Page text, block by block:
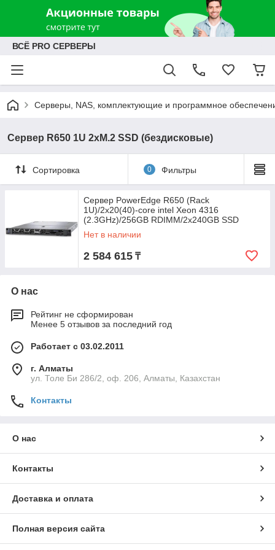
ВСЁ PRO СЕРВЕРЫ
Серверы, NAS, комплектующие и программное
Сервер R650 1U 2xM.2 SSD (бездисковые)
Сортировка 0 Фильтры
Сервер PowerEdge R650 (Rack
1U)/2x20(40)-core intel Xeon 4316
(2.3GHz)/256GB RDIMM/2x240GB SSD
RAID1 BOSS/2x16GB FC/2x1400W
Нет в наличии
2 584 615 ₸
О нас
Рейтинг не сформирован
Менее 5 отзывов за последний год
Работает с 03.02.2011
г. Алматы
ул. Толе Би 286/2, оф. 206, Алматы, Казахстан
Контакты
О нас
Контакты
Доставка и оплата
Полная версия сайта